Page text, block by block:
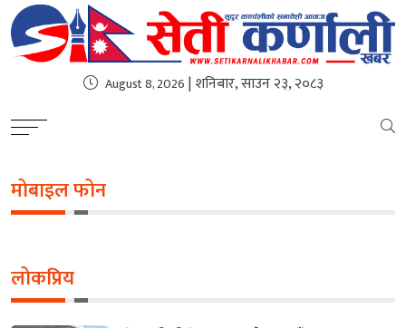
August 8, 2026 | शनिबार, साउन २३, २०८३
मोबाइल फोन
लोकप्रिय